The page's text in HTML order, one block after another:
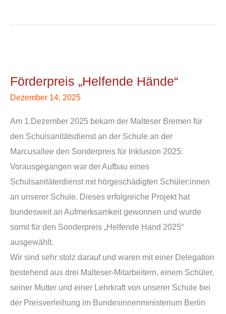
Förderpreis „Helfende Hände“
Dezember 14, 2025
Am 1.Dezember 2025 bekam der Malteser Bremen für
den Schulsanitätsdienst an der Schule an der
Marcusallee den Sonderpreis für Inklusion 2025.
Vorausgegangen war der Aufbau eines
Schulsanitäterdienst mit hörgeschädigten Schüler:innen
an unserer Schule. Dieses erfolgreiche Projekt hat
bundesweit an Aufmerksamkeit gewonnen und wurde
somit für den Sonderpreis „Helfende Hand 2025“
ausgewählt.
Wir sind sehr stolz darauf und waren mit einer Delegation
bestehend aus drei Malteser-Mitarbeitern, einem Schüler,
seiner Mutter und einer Lehrkraft von unserer Schule bei
der Preisverleihung im Bundesinnenministerium Berlin
Hände“